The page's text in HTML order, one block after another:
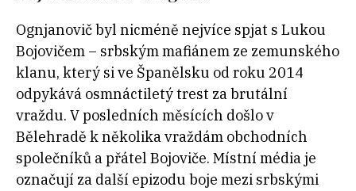
Ognjanovič byl nicméně nejvíce spjat s Lukou
Bojovičem – srbským mafiánem ze zemunského
klanu, který si ve Španělsku od roku 2014
odpykává osmnáctiletý trest za brutální
vraždu. V posledních měsících došlo v
Bělehradě k několika vraždám obchodních
společníků a přátel Bojoviče. Místní média je
označují za další epizodu boje mezi srbskými